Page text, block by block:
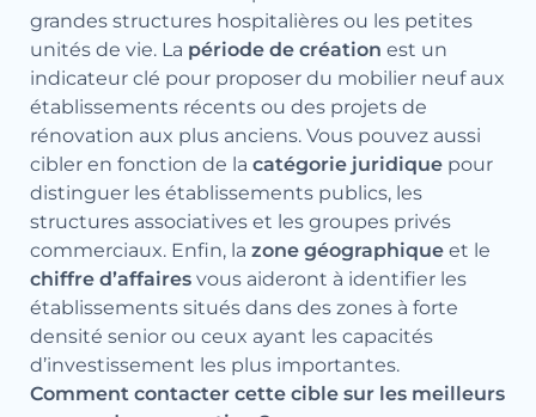
grandes structures hospitalières ou les petites
unités de vie. La période de création est un
indicateur clé pour proposer du mobilier neuf aux
établissements récents ou des projets de
rénovation aux plus anciens. Vous pouvez aussi
cibler en fonction de la catégorie juridique pour
distinguer les établissements publics, les
structures associatives et les groupes privés
commerciaux. Enfin, la zone géographique et le
chiffre d’affaires vous aideront à identifier les
établissements situés dans des zones à forte
densité senior ou ceux ayant les capacités
d’investissement les plus importantes.
Comment contacter cette cible sur les meilleurs